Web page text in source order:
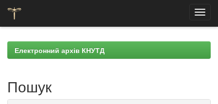
navigationЕлектронний архів КНУТД
Пошук